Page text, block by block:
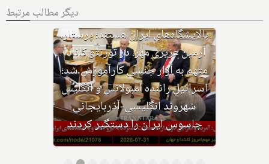
دیگر مطالب مرتبط
با وجود حکم بازداشت، چگونه
هواپیمای نتانیاهو از فراز کانادا
گذشت؟ ترامپ پس از حمله ایران به
اردن: به شدت به ایران حمله
می‌کنیم؛ حوثی‌ها: از تنگه باب‌المندب
عوارض عبور می‌گیریم